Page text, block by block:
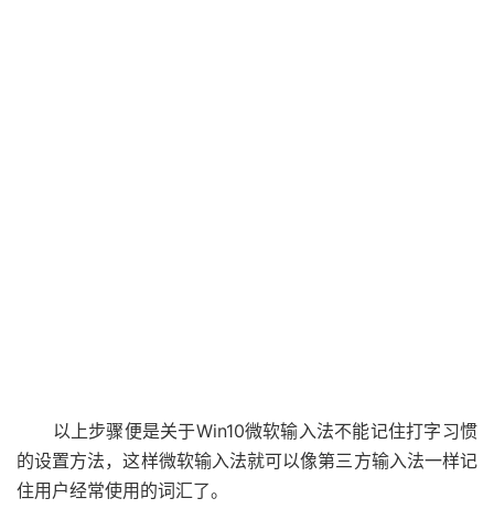
以上步骤便是关于Win10微软输入法不能记住打字习惯
的设置方法，这样微软输入法就可以像第三方输入法一样记
住用户经常使用的词汇了。